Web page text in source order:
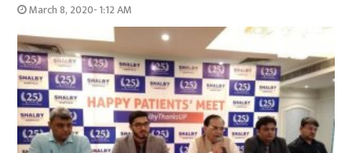
March 8, 2020- 1:12 AM